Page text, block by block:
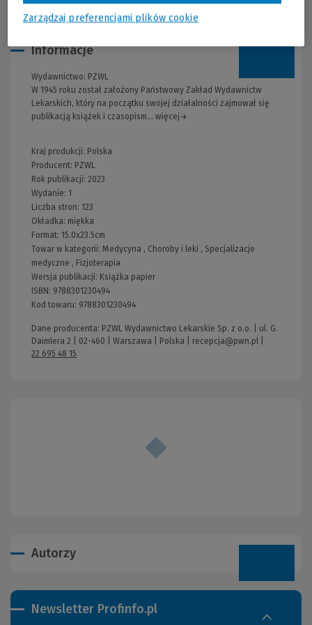
Informacje
Wydawnictwo: PZWL
W 1945 roku został założony Państwowy Zakład Wydawnictw
Lekarskich, który na początku swojej działalności zajmował się
publikacją książek i czasopism... więcej→
Kraj produkcji: Polska
Producent: PZWL
Rok publikacji: 2023
Wydanie: 1
Liczba stron: 123
Okładka: miękka
Format: 15.0x23.5cm
Towar w kategorii: Medycyna , Choroby i leki , Specjalizacje
medyczne , Fizjoterapia
Wersja publikacji: Książka papier
ISBN: 9788301230494
Kod towaru: 9788301230494
Dane producenta: PZWL Wydawnictwo Lekarskie Sp. z o.o. | ul. G.
Daimlera 2 | 02-460 | Warszawa | Polska | recepcja@pwn.pl
22 695 48 15
Autorzy
Newsletter Profinfo.pl
Zarządzaj preferencjami plików cookie